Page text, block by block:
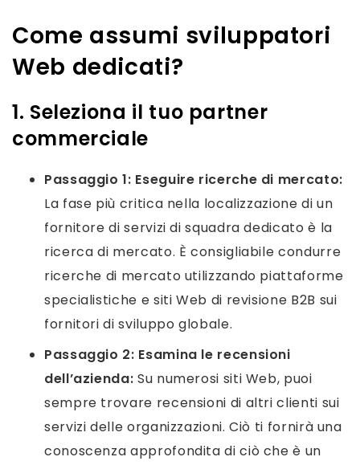
Come assumi sviluppatori
Web dedicati?
1. Seleziona il tuo partner
commerciale
Passaggio 1: Eseguire ricerche di mercato:
La fase più critica nella localizzazione di un
fornitore di servizi di squadra dedicato è la
ricerca di mercato. È consigliabile condurre
ricerche di mercato utilizzando piattaforme
specialistiche e siti Web di revisione B2B sui
fornitori di sviluppo globale.
Passaggio 2: Esamina le recensioni
dell’azienda: Su numerosi siti Web, puoi
sempre trovare recensioni di altri clienti sui
servizi delle organizzazioni. Ciò ti fornirà una
conoscenza approfondita di ciò che è un